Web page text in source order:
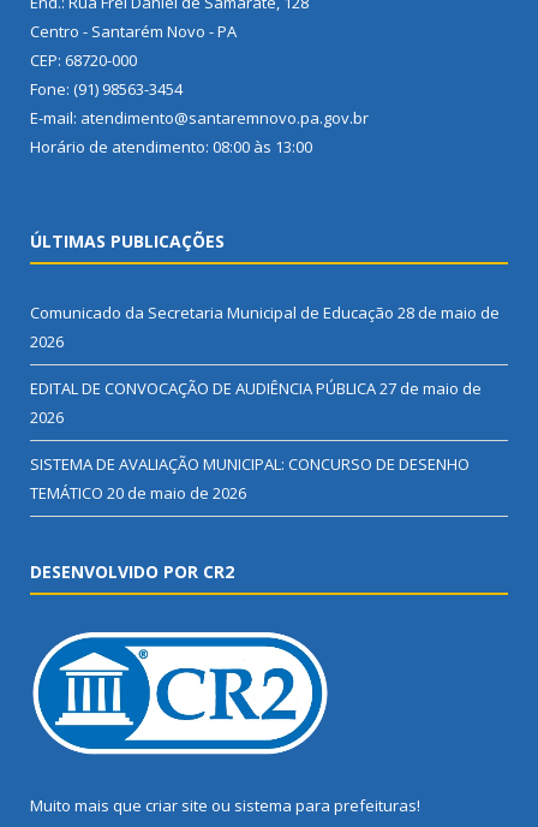
Centro - Santarém Novo - PA
CEP: 68720-000
Fone: (91) 98563-3454
E-mail: atendimento@santaremnovo.pa.gov.br
Horário de atendimento: 08:00 às 13:00
ÚLTIMAS PUBLICAÇÕES
Comunicado da Secretaria Municipal de Educação 28 de maio de
2026
EDITAL DE CONVOCAÇÃO DE AUDIÊNCIA PÚBLICA27 de maio de
2026
SISTEMA DE AVALIAÇÃO MUNICIPAL: CONCURSO DE DESENHO
TEMÁTICO 20 de maio de 2026
DESENVOLVIDO POR CR2
Muito mais que criar site ou sistema para prefeituras!